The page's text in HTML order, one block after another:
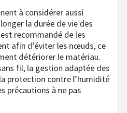
à considérer aussi
la durée de vie des
recommandé de les
afin d’éviter les nœuds, ce
détériorer le matériau.
fil, la gestion adaptée des
protection contre l’humidité
précautions à ne pas